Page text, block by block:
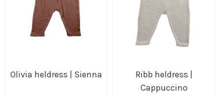
Olivia heldress | Sienna
Ribb heldress |
Cappuccino